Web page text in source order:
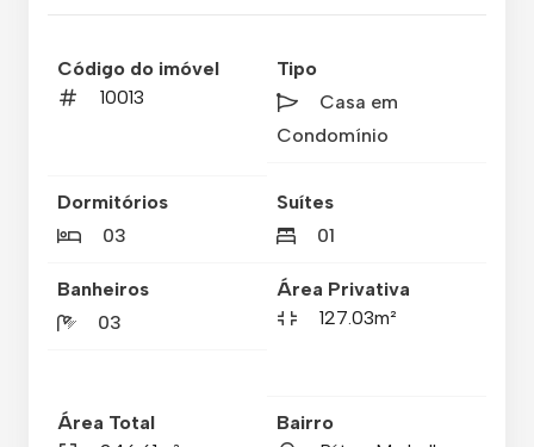
Código do imóvel
10013
Tipo
Casa em
Condomínio
Dormitórios
03
Suítes
01
Banheiros
03
Área Privativa
127.03m²
Área Total
Bairro